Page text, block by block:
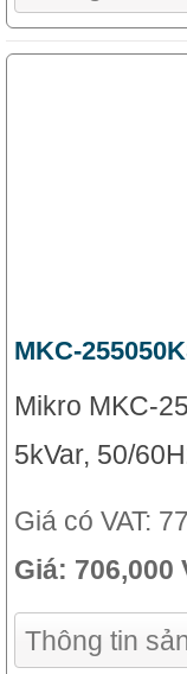
MKC-
Mikro MKC-
5kVar, 50/
Giá có VAT:
Giá: 706,000
Thông tin